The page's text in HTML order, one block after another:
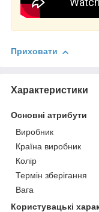
Приховати
Характеристики
Основні атрибути
Виробник
Країна виробник
Колір
Термін зберігання
Вага
Користувацькі